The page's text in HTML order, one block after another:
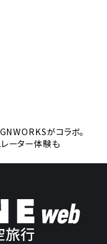
がコラボ。
レーター体験も